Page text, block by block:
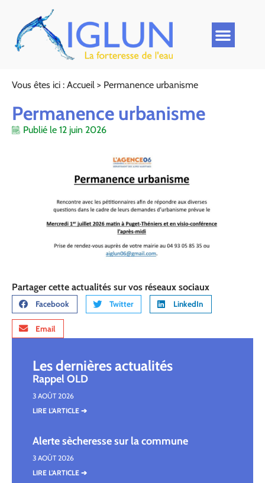
Vous êtes ici : Accueil > Permanence urbanisme
Permanence urbanisme
Publié le 12 juin 2026
Partager cette actualités sur vos réseaux sociaux
Facebook Twitter LinkedIn
Email
Les dernières actualités
Rappel OLD
3 AOÛT 2026
LIRE L'ARTICLE ➔
Alerte sècheresse sur la commune
3 AOÛT 2026
LIRE L'ARTICLE ➔